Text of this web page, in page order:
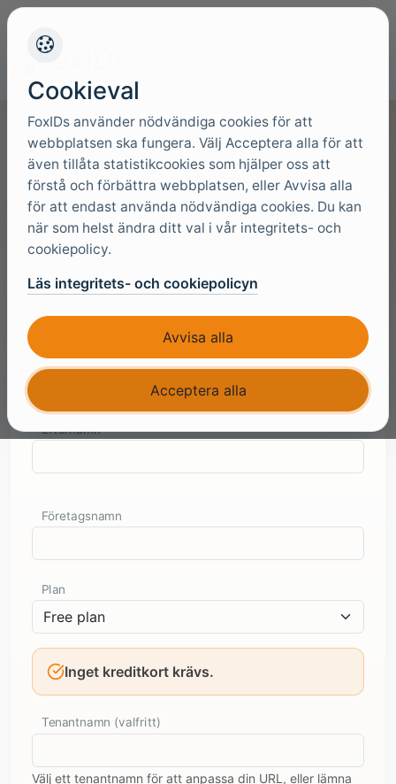
Skapa din tenant i FoxIDs Cloud
Din jobb e-post
Efternamn
Företagsnamn
Plan
Inget kreditkort krävs.
Tenantnamn (valfritt)
Välj ett tenantnamn för att anpassa din URL, eller lämna
Cookieval
FoxIDs använder nödvändiga cookies för att
webbplatsen ska fungera. Välj Acceptera alla för att
även tillåta statistikcookies som hjälper oss att
förstå och förbättra webbplatsen, eller Avvisa alla
för att endast använda nödvändiga cookies. Du kan
när som helst ändra ditt val i vår integritets- och
cookiepolicy.
Läs integritets- och cookiepolicyn
Avvisa alla
Acceptera alla